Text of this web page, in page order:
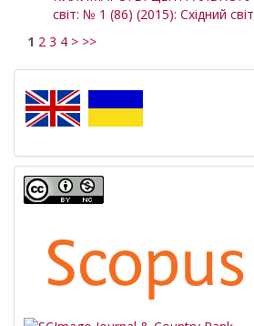
світ: № 1 (86) (2015): Східний світ
1 2 3 4 > >>